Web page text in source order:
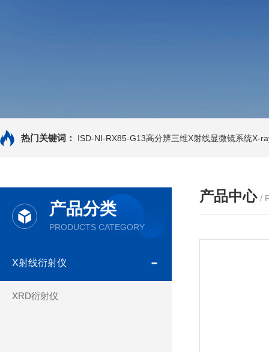
热门关键词： ISD-NI-RX85-G13高分辨三维X射线显微镜系统X-
产品分类
PRODUCTS CATEGORY
X射线衍射仪
XRD衍射仪
产品中心 /